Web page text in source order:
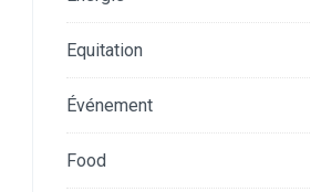
Equitation
Événement
Food